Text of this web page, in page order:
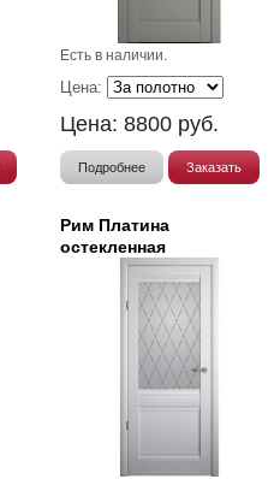
Есть в наличии.
Цена:
Цена: 8800 руб.
Подробнее Заказать
Рим Платина
остекленная